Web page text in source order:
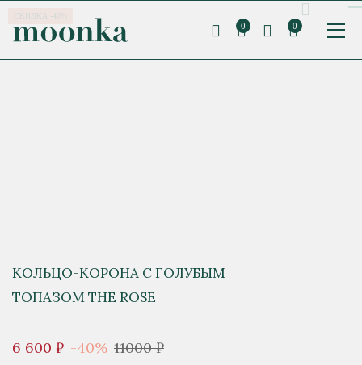
0 0
СКИДКА -40%
КОЛЬЦО-КОРОНА С ГОЛУБЫМ
ТОПАЗОМ THE ROSE
6 600 ₽ -40% 11000 ₽